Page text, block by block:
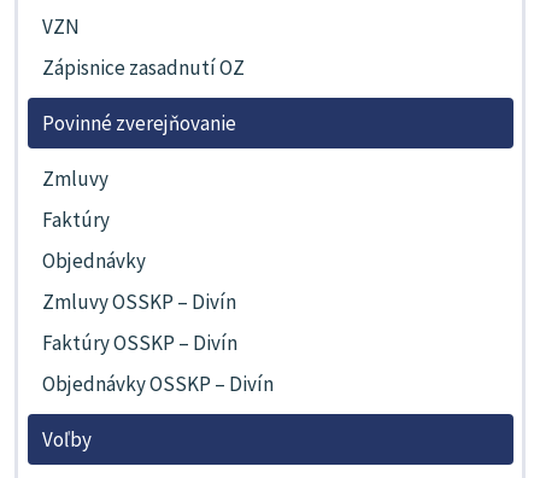
VZN
Zápisnice zasadnutí OZ
Povinné zverejňovanie
Zmluvy
Faktúry
Objednávky
Zmluvy OSSKP – Divín
Faktúry OSSKP – Divín
Objednávky OSSKP – Divín
Voľby